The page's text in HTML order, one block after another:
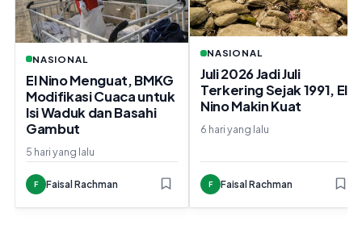
NASIONAL
El Nino Menguat, BMKG
Modifikasi Cuaca untuk
Isi Waduk dan Basahi
Gambut
5 hari yang lalu
F Faisal Rachman
NASIONAL
Juli 2026 Jadi Juli
Terkering Sejak 1991, El
Nino Makin Kuat
6 hari yang lalu
F Faisal Rachman